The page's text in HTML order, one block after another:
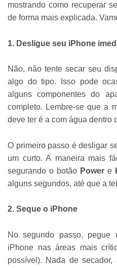
mostrando como recuperar
de forma mais explicada.
1. Desligue seu iPhone
Não, não tente secar seu
algo do tipo. Isso pode
alguns componentes do
completo. Lembre-se que a
deve ter é a com água dentro
O primeiro passo é desligar
um curto. A maneira mais
segurando o botão Power e
alguns segundos, até que a
2. Seque o iPhone
No segundo passo,
iPhone nas áreas mais
possível). Nada de